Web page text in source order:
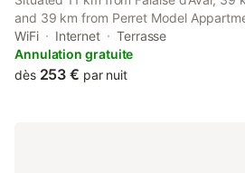
and 39 km from Perret Model
Maison de campagne - 8 pers provides
Yport.
WiFi Internet
Terrasse
Annulation gratuite
dès 253 € par nuit